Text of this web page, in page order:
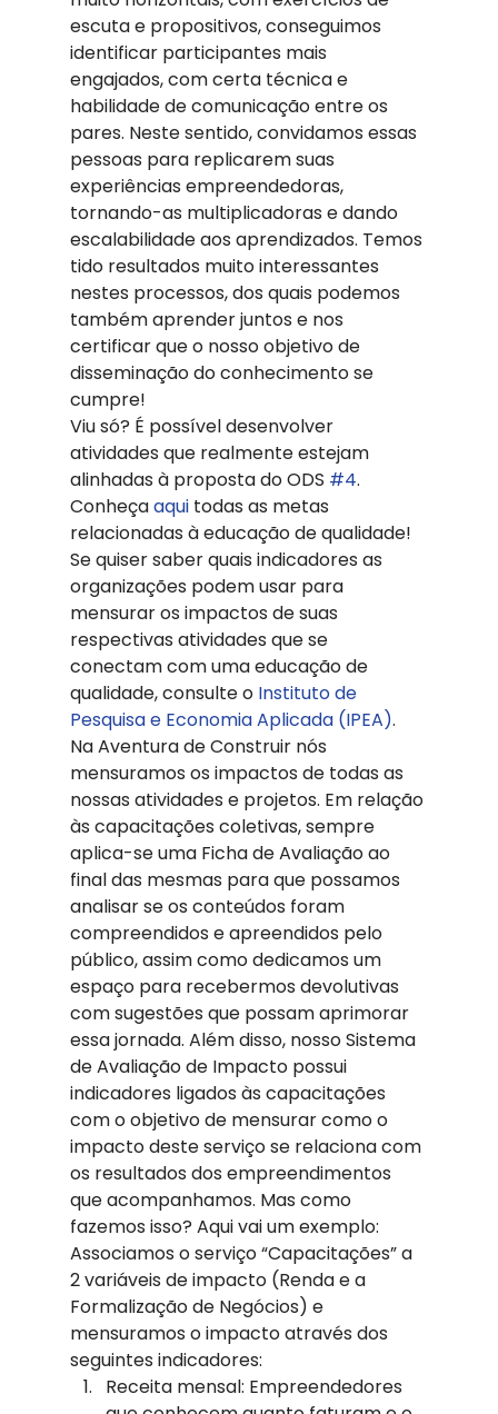
escuta e propositivos, conseguimos
identificar participantes mais
engajados, com certa técnica e
habilidade de comunicação entre os
pares. Neste sentido, convidamos essas
pessoas para replicarem suas
experiências empreendedoras,
tornando-as multiplicadoras e dando
escalabilidade aos aprendizados. Temos
tido resultados muito interessantes
nestes processos, dos quais podemos
também aprender juntos e nos
certificar que o nosso objetivo de
disseminação do conhecimento se
cumpre!
Viu só? É possível desenvolver
atividades que realmente estejam
alinhadas à proposta do ODS #4.
Conheça aqui todas as metas
relacionadas à educação de qualidade!
Se quiser saber quais indicadores as
organizações podem usar para
mensurar os impactos de suas
respectivas atividades que se
conectam com uma educação de
qualidade, consulte o Instituto de
Pesquisa e Economia Aplicada (IPEA).
Na Aventura de Construir nós
mensuramos os impactos de todas as
nossas atividades e projetos. Em relação
às capacitações coletivas, sempre
aplica-se uma Ficha de Avaliação ao
final das mesmas para que possamos
analisar se os conteúdos foram
compreendidos e apreendidos pelo
público, assim como dedicamos um
espaço para recebermos devolutivas
com sugestões que possam aprimorar
essa jornada. Além disso, nosso Sistema
de Avaliação de Impacto possui
indicadores ligados às capacitações
com o objetivo de mensurar como o
impacto deste serviço se relaciona com
os resultados dos empreendimentos
que acompanhamos. Mas como
fazemos isso? Aqui vai um exemplo:
Associamos o serviço “Capacitações” a
2 variáveis de impacto (Renda e a
Formalização de Negócios) e
mensuramos o impacto através dos
seguintes indicadores:
Receita mensal: Empreendedores